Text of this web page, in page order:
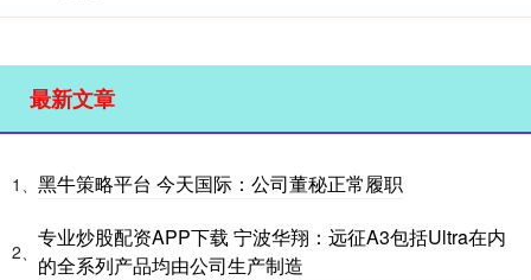
最新文章
1、 黑牛策略平台 今天国际：公司董秘正常履职
2、
专业炒股配资APP下载 宁波华翔：远征A3包括Ultra在内
的全系列产品均由公司生产制造